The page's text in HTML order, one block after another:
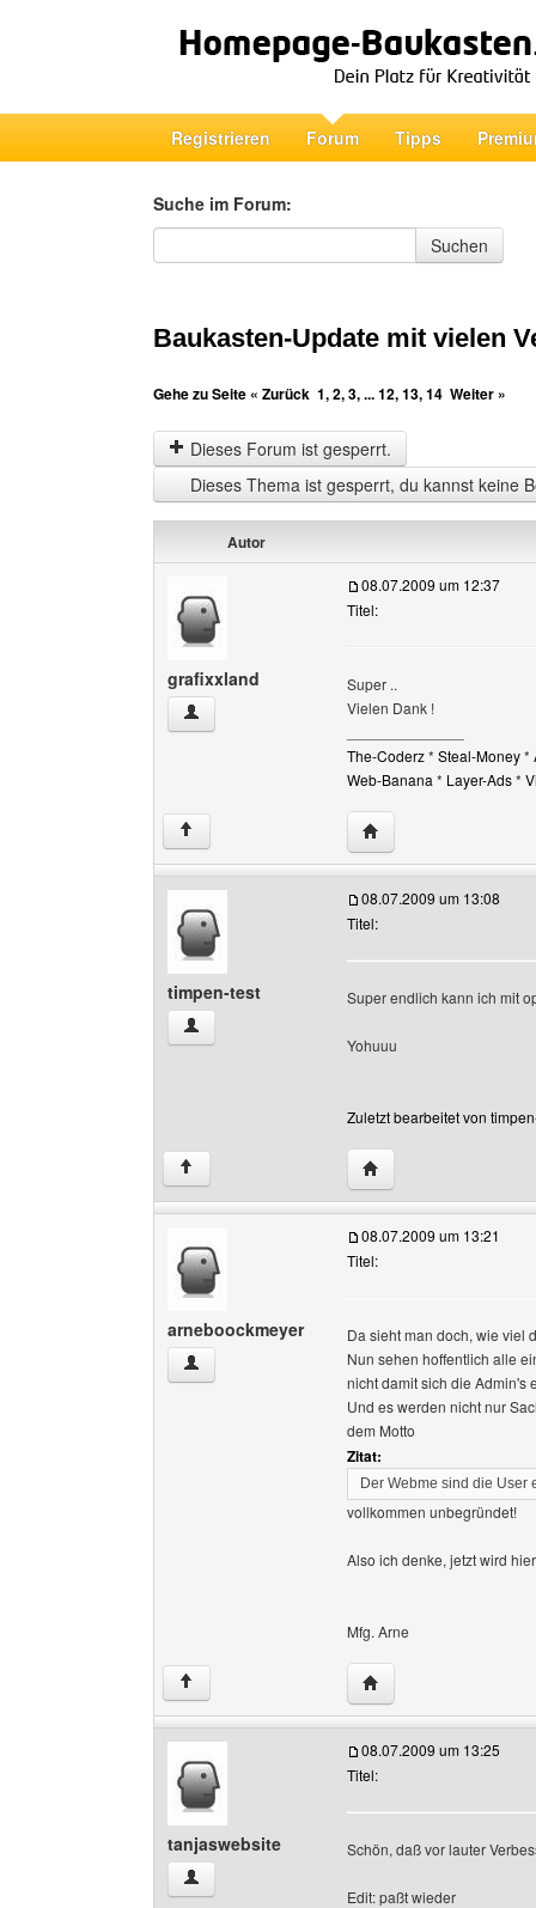
Registrieren Forum Tipps
Suche im Forum:
Suche im Forum
Suchen
Baukasten-Update mit vielen
Gehe zu Seite « Zurück 1,2,3, ...12,13,14 Weiter »
Dieses Forum ist gesperrt.
Dieses Thema ist gesperrt, du kannst keine
Autor
grafixxland
grafixxland Benutzer-Profile anzeigen
08.07.2009 um 12:37
Titel:
Super ..
Vielen Dank !
The-Coderz* Steal-Money*
Web-Banana * Layer-Ads*
↑ Website dieses
timpen-test
timpen-test Benutzer-Profile anzeigen
08.07.2009 um 13:08
Titel:
Super endlich kann ich mit
Yohuuu
Zuletzt bearbeitet von
↑ Website dieses
arneboockmeyer
arneboockmeyer Benutzer-Profile anzeigen
08.07.2009 um 13:21
Titel:
Da sieht man doch, wie viel
Nun sehen hoffentlich alle
nicht damit sich die Admin's
Und es werden nicht nur
dem Motto
Zitat:
Der Webme sind die User
vollkommen unbegründet!
Also ich denke, jetzt wird
Mfg. Arne
↑ Website dieses
tanjaswebsite
tanjaswebsite Benutzer-Profile anzeigen
08.07.2009 um 13:25
Titel:
Schön, daß vor lauter
Edit: paßt wieder